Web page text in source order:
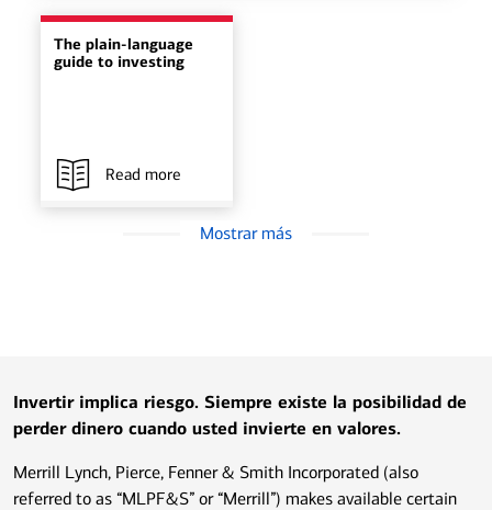
The plain-language
guide to investing
Read more
Mostrar más
Invertir implica riesgo. Siempre existe la posibilidad de
perder dinero cuando usted invierte en valores.
Merrill Lynch, Pierce, Fenner & Smith Incorporated (also
referred to as “MLPF&S” or “Merrill”) makes available certain